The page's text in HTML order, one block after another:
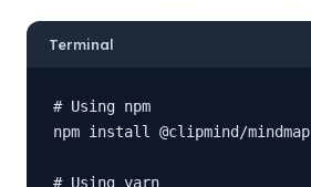
Terminal
# Using npm
npm install @clipmind/mindmap
# Using yarn